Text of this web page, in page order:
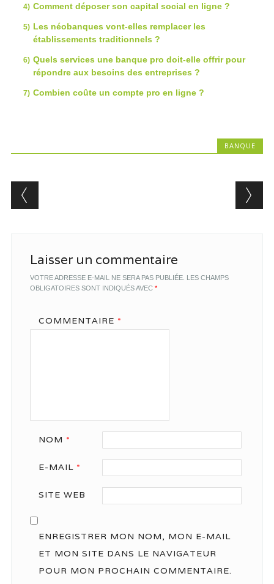
Comment déposer son capital social en ligne ?
Les néobanques vont-elles remplacer les
établissements traditionnels ?
Quels services une banque pro doit-elle offrir pour
répondre aux besoins des entreprises ?
Combien coûte un compte pro en ligne ?
BANQUE
Post navigation
Laisser un commentaire
VOTRE ADRESSE E-MAIL NE SERA PAS PUBLIÉE. LES CHAMPS
OBLIGATOIRES SONT INDIQUÉS AVEC *
COMMENTAIRE *
NOM *
E-MAIL *
SITE WEB
ENREGISTRER MON NOM, MON E-MAIL
ET MON SITE DANS LE NAVIGATEUR
POUR MON PROCHAIN COMMENTAIRE.